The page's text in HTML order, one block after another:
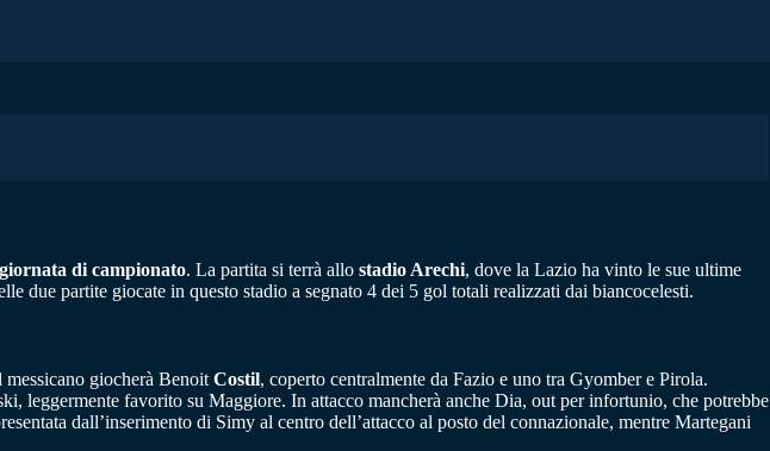
giornata di campionato. La partita si terrà allo stadio Arechi, dove la Lazio ha vinto le sue ultime
due partite giocate in questo stadio a segnato 4 dei 5 gol totali realizzati dai biancocelesti.
giocherà BenoitCostil, coperto centralmente da Fazio e uno tra Gyomber e Pirola.
leggermente favorito su Maggiore. In attacco mancherà anche Dia, out per infortunio, che potrebbe
dall’inserimento di Simy al centro dell’attacco al posto del connazionale, mentre Martegani